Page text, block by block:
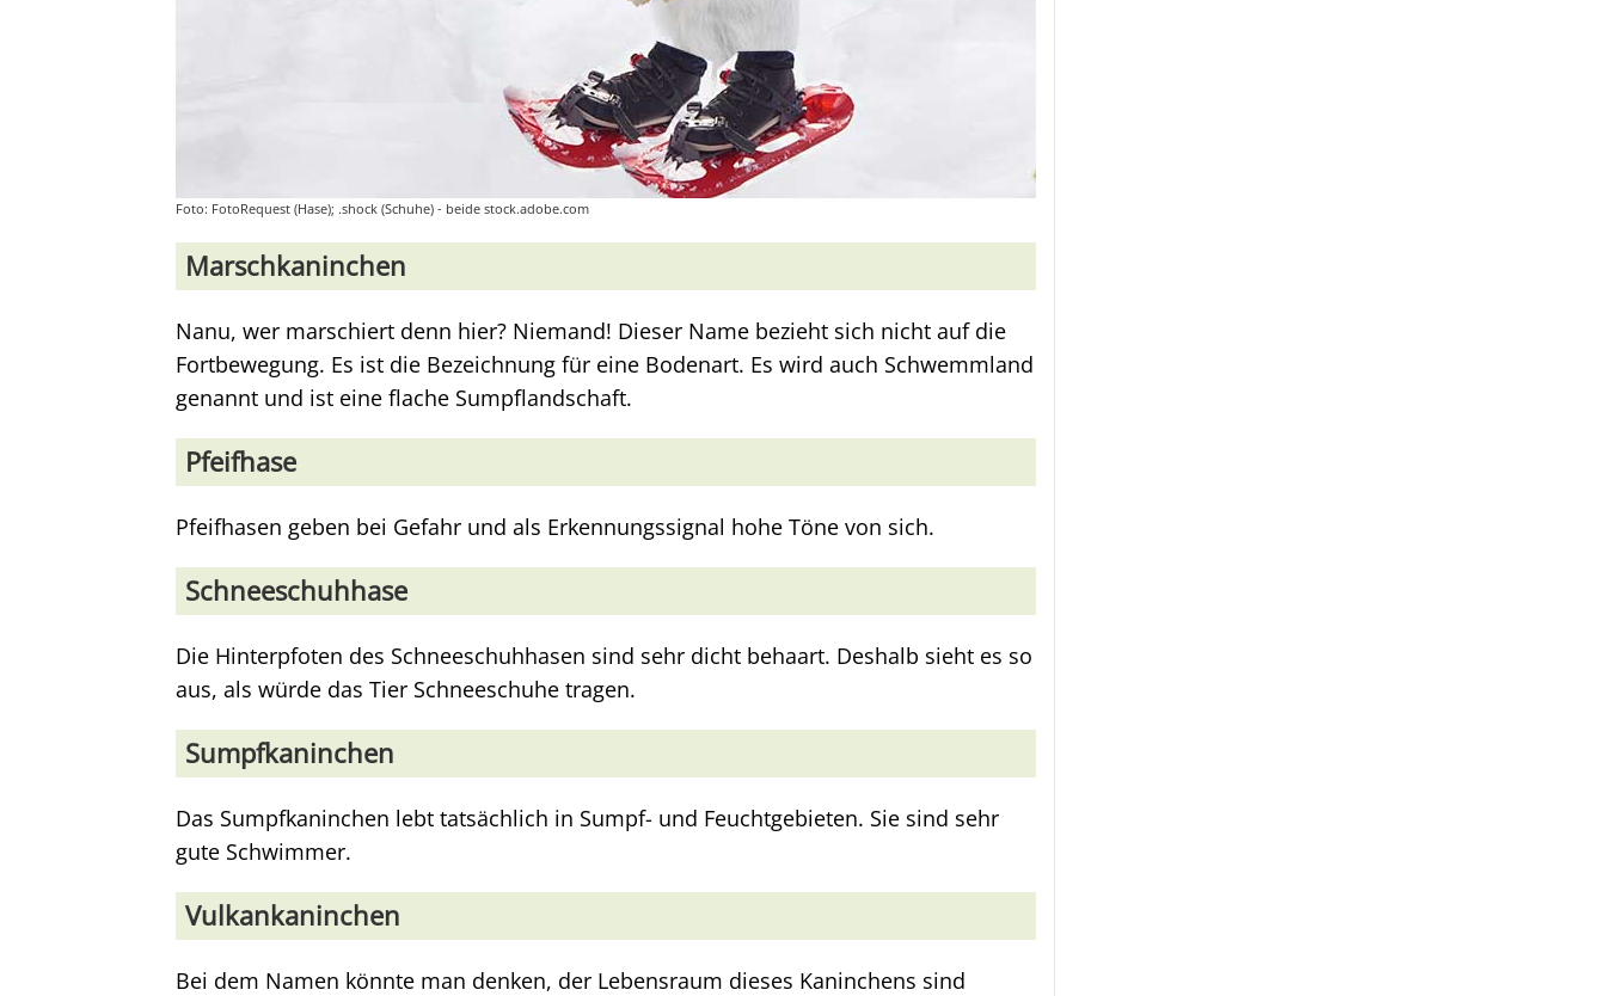
Foto: FotoRequest (Hase); .shock (Schuhe) - beide stock.adobe.com
Marschkaninchen
Nanu, wer marschiert denn hier? Niemand! Dieser Name bezieht sich nicht auf die
Fortbewegung. Es ist die Bezeichnung für eine Bodenart. Es wird auch Schwemmland
genannt und ist eine flache Sumpflandschaft.
Pfeifhase
Pfeifhasen geben bei Gefahr und als Erkennungssignal hohe Töne von sich.
Schneeschuhhase
Die Hinterpfoten des Schneeschuhhasen sind sehr dicht behaart. Deshalb sieht es so
aus, als würde das Tier Schneeschuhe tragen.
Sumpfkaninchen
Das Sumpfkaninchen lebt tatsächlich in Sumpf- und Feuchtgebieten. Sie sind sehr
gute Schwimmer.
Vulkankaninchen
Bei dem Namen könnte man denken, der Lebensraum dieses Kaninchens sind